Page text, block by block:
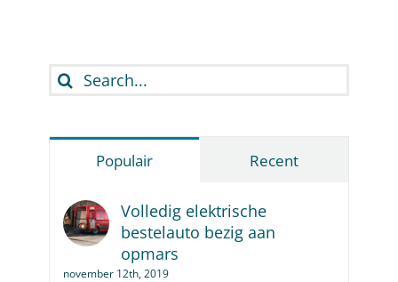
Search
for:
Populair Recent
Volledig elektrische
bestelauto bezig aan
opmars
november 12th, 2019